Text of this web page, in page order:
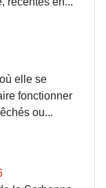
elle se
fonctionner
ou...